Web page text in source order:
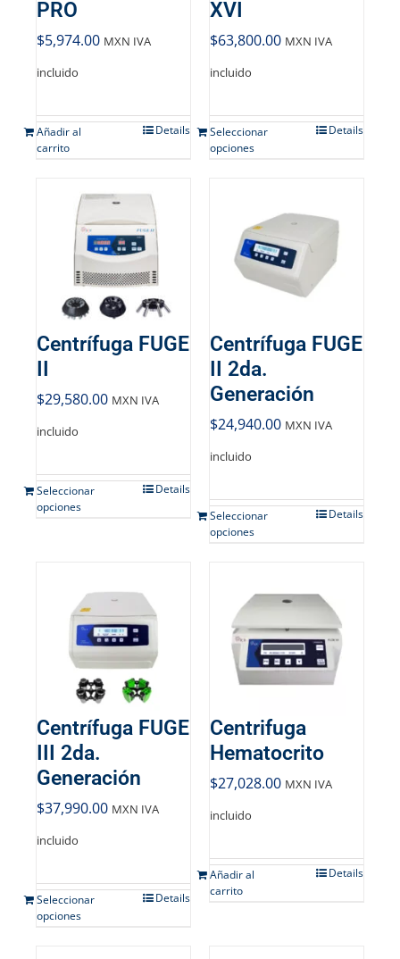
PRO
$5,974.00 MXN IVA
incluido
Añadir al
carrito
Details
XVI
$63,800.00 MXN IVA
incluido
Seleccionar
opciones
Details
Centrífuga FUGE
$29,580.00 MXN IVA
incluido
Seleccionar
opciones
Details
Centrífuga FUGE
II 2da.
Generación
$24,940.00 MXN IVA
incluido
Seleccionar
opciones
Details
Centrífuga FUGE
III 2da.
Generación
$37,990.00 MXN IVA
incluido
Seleccionar
opciones
Details
Centrifuga
Hematocrito
$27,028.00 MXN IVA
incluido
Añadir al
carrito
Details